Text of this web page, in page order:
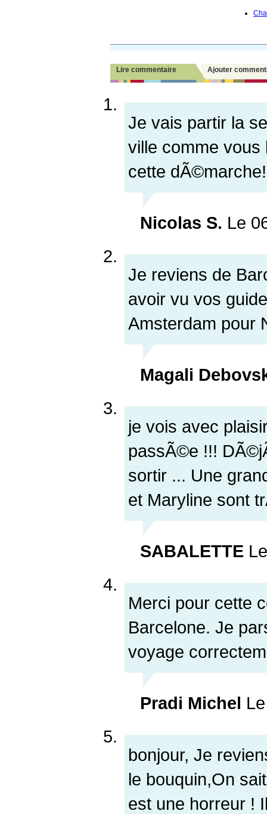
Lire commentaire Ajouter
Je vais partir la
ville comme
cette dÃ©marche!
Nicolas S. Le
Je reviens de
avoir vu vos
Amsterdam pour
Magali
je vois avec
passÃ©e !!!
sortir ... Une
et Maryline sont
SABALETTE
Merci pour cette
Barcelone. Je
voyage
Pradi Michel
bonjour, Je
le bouquin,On
est une horreur !